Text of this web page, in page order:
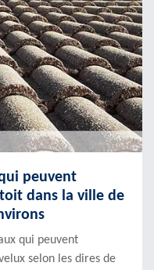
peuvent
dans la ville de
qui peuvent
selon les dires de